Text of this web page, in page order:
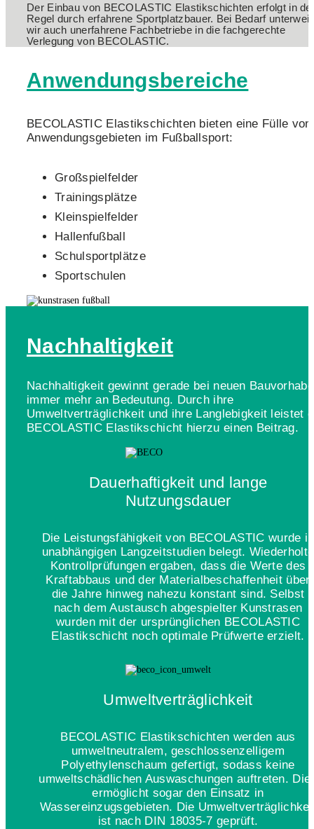
Der Einbau von BECOLASTIC Elastikschichten erfolgt in
Regel durch erfahrene Sportplatzbauer. Bei Bedarf
wir auch unerfahrene Fachbetriebe in die fachgerechte
Verlegung von BECOLASTIC.
Anwendungsbereiche
BECOLASTIC Elastikschichten bieten eine Fülle von
Anwendungsgebieten im Fußballsport:
Großspielfelder
Trainingsplätze
Kleinspielfelder
Hallenfußball
Schulsportplätze
Sportschulen
Nachhaltigkeit
Nachhaltigkeit gewinnt gerade bei neuen
immer mehr an Bedeutung. Durch ihre
Umweltverträglichkeit und ihre Langlebigkeit leistet
BECOLASTIC Elastikschicht hierzu einen Beitrag.
Dauerhaftigkeit und lange
Nutzungsdauer
Die Leistungsfähigkeit von BECOLASTIC wurde in
unabhängigen Langzeitstudien belegt. Wiederholte
Kontrollprüfungen ergaben, dass die Werte des
Kraftabbaus und der Materialbeschaffenheit über
die Jahre hinweg nahezu konstant sind. Selbst
nach dem Austausch abgespielter Kunstrasen
wurden mit der ursprünglichen BECOLASTIC
Elastikschicht noch optimale Prüfwerte erzielt.
Umweltverträglichkeit
BECOLASTIC Elastikschichten werden aus
umweltneutralem, geschlossenzelligem
Polyethylenschaum gefertigt, sodass keine
umweltschädlichen Auswaschungen auftreten.
ermöglicht sogar den Einsatz in
Wassereinzugsgebieten. Die
ist nach DIN 18035-7 geprüft.